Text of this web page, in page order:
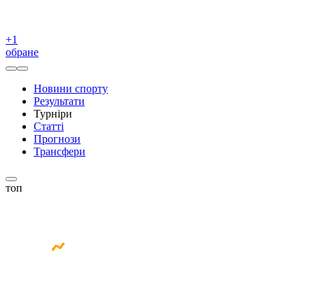
+1
обране
Новини спорту
Результати
Турніри
Статті
Прогнози
Трансфери
топ